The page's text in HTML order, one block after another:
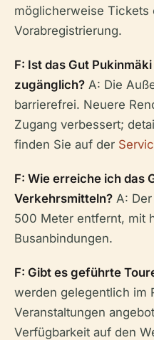
möglicherweise Tickets
Vorabregistrierung.
F: Ist das Gut
zugänglich? A: Die
barrierefrei. Neuere
Zugang verbessert;
finden Sie auf der
F: Wie erreiche ich das
Verkehrsmitteln? A:
500 Meter entfernt, mit
Busanbindungen.
F: Gibt es geführte
werden gelegentlich im
Veranstaltungen
Verfügbarkeit auf den